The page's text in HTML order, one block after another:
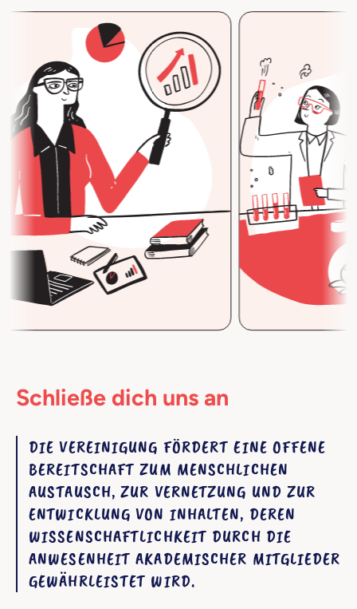
Schließe dich uns an
DIE VEREINIGUNG FÖRDERT EINE OFFENE
BEREITSCHAFT ZUM MENSCHLICHEN
AUSTAUSCH, ZUR VERNETZUNG UND ZUR
ENTWICKLUNG VON INHALTEN, DEREN
WISSENSCHAFTLICHKEIT DURCH DIE
ANWESENHEIT AKADEMISCHER MITGLIEDER
GEWÄHRLEISTET WIRD.